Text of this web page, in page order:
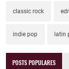
classic rock
indie pop latin
POSTS POPULARES